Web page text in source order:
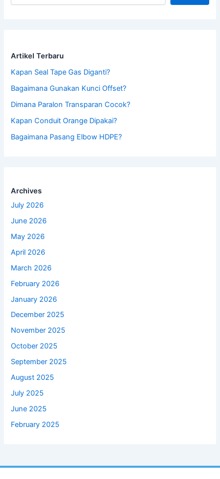
Artikel Terbaru
Kapan Seal Tape Gas Diganti?
Bagaimana Gunakan Kunci Offset?
Dimana Paralon Transparan Cocok?
Kapan Conduit Orange Dipakai?
Bagaimana Pasang Elbow HDPE?
Archives
July 2026
June 2026
May 2026
April 2026
March 2026
February 2026
January 2026
December 2025
November 2025
October 2025
September 2025
August 2025
July 2025
June 2025
February 2025